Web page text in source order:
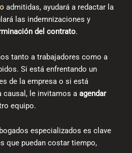
admitidas, ayudará a redactar la
las indemnizaciones y
del contrato.
tanto a trabajadores como a
Si está enfrentando un
de la empresa o si está
causal, le invitamos a agendar
equipo.
especializados es clave
que puedan costar tiempo,